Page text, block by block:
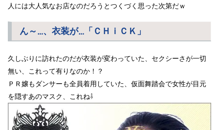
人には大人気なお店なのだろうとつくづく思った次第だｗ
ん～…、衣装が…「ＣＨｉＣＫ」
久しぶりに訪れたのだが衣装が変わっていた、セクシーさが一切
無い、これって有りなのか！？
ＰＲ嬢もダンサーも全員着用していた、仮面舞踏会で女性が目元
を隠すあのマスク、これね⇩